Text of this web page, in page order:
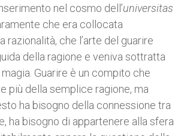
nel cosmo dell’universitas
che era collocata
razionalità, che l’arte del guarire
della ragione e veniva sottratta
magia. Guarire è un compito che
più della semplice ragione, ma
ha bisogno della connessione tra
ha bisogno di appartenere alla sfera